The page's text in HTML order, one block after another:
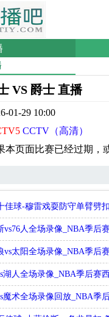
VS 爵士 直播
01-29 10:00
CCTV（高清）
本页面比赛已经过期，
佳球-穆雷戏耍防守单臂劈扣
vs76人全场录像_NBA季后赛
vs太阳全场录像_NBA季后赛
湖人全场录像_NBA季后赛西
魔术全场录像回放_NBA季后